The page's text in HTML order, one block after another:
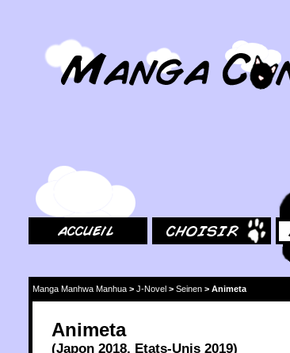
Manga Manhwa Manhua > J-Novel > Seinen > Animeta
Animeta
(Japon 2018, Etats-Unis 2019)